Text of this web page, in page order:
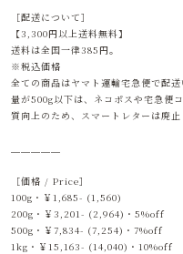
［配送について］
【3,300円以上送料無料】
送料は全国一律385円。
※税込価格
全ての商品はヤマト運輸宅急便で配
量が500g以下は、ネコポスや宅急便
質向上のため、スマートレターは廃
［価格 / Price］
100g・￥1,685- (1,560)
200g・￥3,201- (2,964)・5%off
500g・￥7,834- (7,254)・7%off
1kg・￥15,163- (14,040)・10%off